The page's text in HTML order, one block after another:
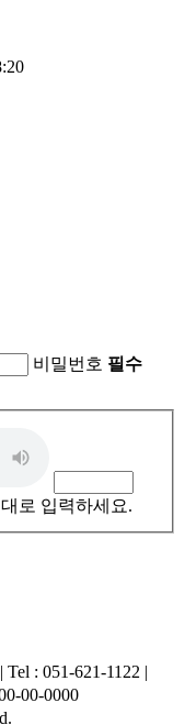
비밀번호 필수
로 입력하세요.
: 051-621-1122 |
00-0000